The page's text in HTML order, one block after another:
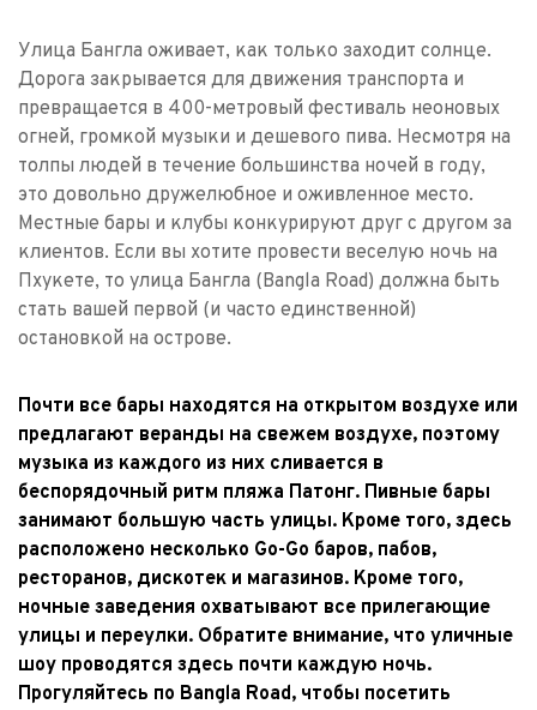
Улица Бангла оживает, как только заходит солнце.
Дорога закрывается для движения транспорта и
превращается в 400-метровый фестиваль неоновых
огней, громкой музыки и дешевого пива. Несмотря на
толпы людей в течение большинства ночей в году,
это довольно дружелюбное и оживленное место.
Местные бары и клубы конкурируют друг с другом за
клиентов. Если вы хотите провести веселую ночь на
Пхукете, то улица Бангла (Bangla Road) должна быть
стать вашей первой (и часто единственной)
остановкой на острове.
Почти все бары находятся на открытом воздухе или
предлагают веранды на свежем воздухе, поэтому
музыка из каждого из них сливается в
беспорядочный ритм пляжа Патонг. Пивные бары
занимают большую часть улицы. Кроме того, здесь
расположено несколько Go-Go баров, пабов,
ресторанов, дискотек и магазинов. Кроме того,
ночные заведения охватывают все прилегающие
улицы и переулки. Обратите внимание, что уличные
шоу проводятся здесь почти каждую ночь.
Прогуляйтесь по Bangla Road, чтобы посетить